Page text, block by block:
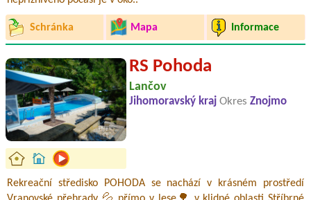
Schránka Mapa Informace
RS Pohoda
Lančov
Jihomoravský kraj Okres Znojmo
Rekreační středisko POHODA se nachází v krásném prostředí